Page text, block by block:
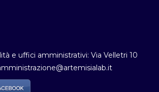
e uffici amministrativi: Via Velletri 10